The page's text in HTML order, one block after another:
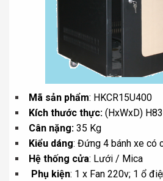
Mã sản phẩm: HKCR15U400
Kích thước thực: (HxWxD)
Cân nặng: 35 Kg
Kiểu dáng: Đứng 4 bánh xe có
Hệ thống cửa: Lưới / Mica
Phụ kiện: 1 x Fan 220v; 1 ổ